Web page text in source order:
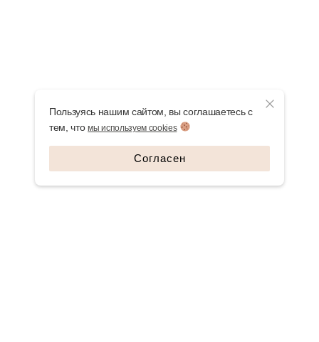
Пользуясь нашим сайтом, вы соглашаетесь с
тем, чтомы используем cookies
Согласен